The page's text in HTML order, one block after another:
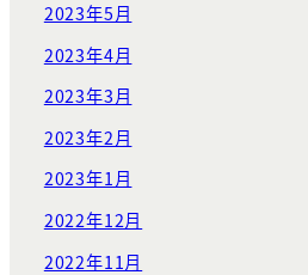
2023年5月
2023年4月
2023年3月
2023年2月
2023年1月
2022年12月
2022年11月